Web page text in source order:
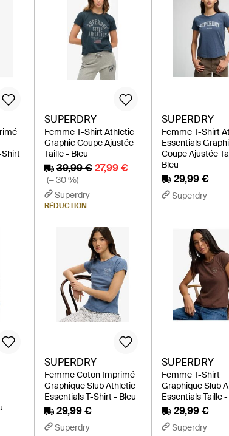
SUPERDRY
Femme T-Shirt Athletic
Graphic Coupe Ajustée
Taille - Bleu
39,99 € 27,99 €
(− 30 %)
Superdry
RÉDUCTION
SUPERDRY
Femme T-Shirt
Essentials
Coupe Ajustée
Bleu
29,99 €
Superdry
SUPERDRY
Femme Coton Imprimé
Graphique Slub Athletic
Essentials T-Shirt - Bleu
29,99 €
Superdry
SUPERDRY
Femme T-Shirt
Graphique Slub
Essentials Taille
29,99 €
Superdry